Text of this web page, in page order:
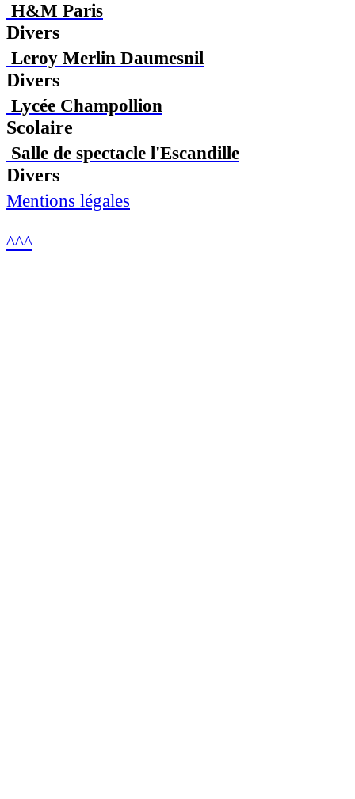
H&M Paris
Divers
Leroy Merlin Daumesnil
Divers
Lycée Champollion
Scolaire
Salle de spectacle l'Escandille
Divers
Mentions légales
^^^